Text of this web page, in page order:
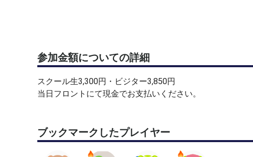
参加金額についての詳細
スクール生3,300円・ビジター3,850円
当日フロントにて現金でお支払いください。
ブックマークしたプレイヤー